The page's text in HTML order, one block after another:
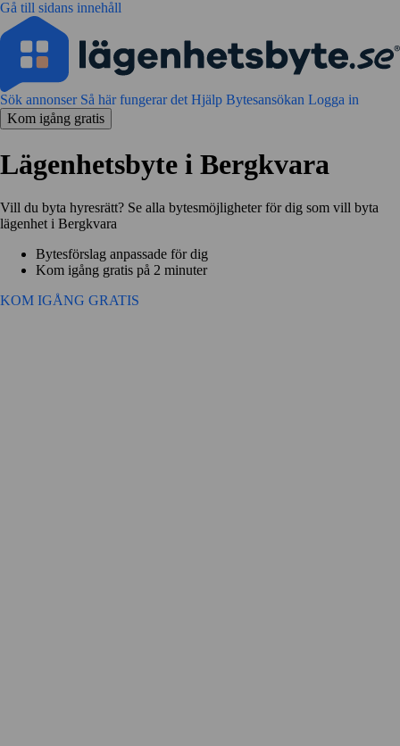
Gå till sidans innehåll
Sök annonser Så här fungerar det Hjälp Bytesansökan Logga in
Kom igång gratis
Lägenhetsbyte i Bergkvara
Vill du byta hyresrätt? Se alla bytesmöjligheter för dig som vill byta
lägenhet i Bergkvara
Bytesförslag anpassade för dig
Kom igång gratis på 2 minuter
KOM IGÅNG GRATIS